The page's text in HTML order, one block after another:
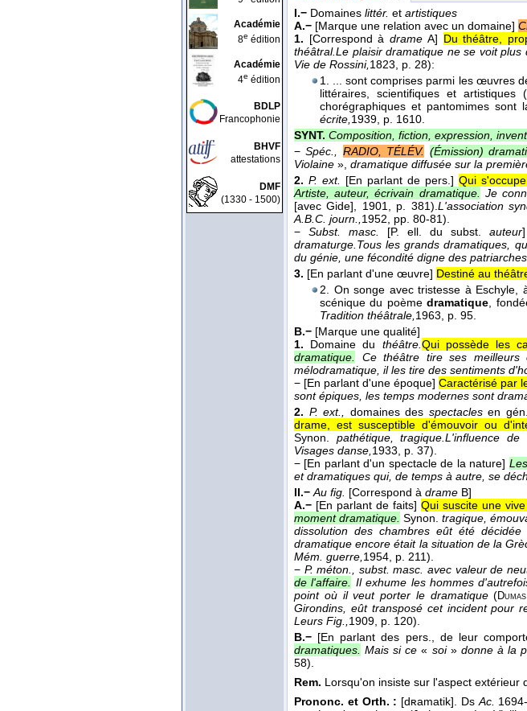
Académie
8e édition
Académie
4e édition
BDLP
Francophonie
BHVF
attestations
DMF
(1330 - 1500)
I.− Domaines littér. et artistiques
A.− [Marque une relation avec un domaine]
1. [Correspond àdrame A] Du théâtre,
théâtral.Le plaisir dramatique ne se voit
Vie de Rossini,1823, p. 28):
1. ... sont comprises parmi les œuvres
littéraires, scientifiques et
chorégraphiques et pantomimes
écrite,1939, p. 1610.
SYNT. Composition, fiction, expression,
−Spéc., RADIO, TÉLÉV. (Émission)
Violaine », dramatique diffusée sur la
2. P. ext. [En parlant de pers.] Qui
Artiste, auteur, écrivain dramatique. Je
[avec Gide], 1901, p. 381).L'association
A.B.C. journ.,1952, pp. 80-81).
− Subst. masc. [P. ell. du subst. auteur]
dramaturge.Tous les grands dramatiques,
du génie, une fécondité digne des patriarches
3. [En parlant d'une œuvre] Destiné au
2. On songe avec tristesse à Eschyle,
scénique du poèmedramatique,
Tradition théâtrale,1963, p. 95.
B.− [Marque une qualité]
1. Domaine du théâtre.Qui possède les
dramatique.
Ce théâtre tire ses meilleurs
mélodramatique, il les tire des sentiments
− [En parlant d'une époque] Caractérisé par
sont épiques, les temps modernes sont
2. P. ext., domaines des spectaclesen
drame, est susceptible d'émouvoir ou
Synon. pathétique, tragique.L'influence de
Visages danse,1933, p. 37).
− [En parlant d'un spectacle de la nature]
et dramatiques qui, de temps à autre, se
II.− Au fig. [Correspond à drame B]
A.− [En parlant de faits] Qui suscite une
moment dramatique. Synon.tragique,
dissolution des chambres eût été
dramatique encore était la situation de la
Mém. guerre,1954, p. 211).
− P. méton., subst. masc. avec valeur de
de l'affaire. Il exhume les hommes
point où il veut porter le dramatique(Dumas
Girondins, eût transposé cet incident pour
Leurs Fig.,1909, p. 120).
B.− [En parlant des pers., de leur
dramatiques. Mais si ce « soi» donne à la
58).
Rem. Lorsqu'on insiste sur l'aspect extérieur
Prononc. et Orth. : [dʀamatik]. DsAc.